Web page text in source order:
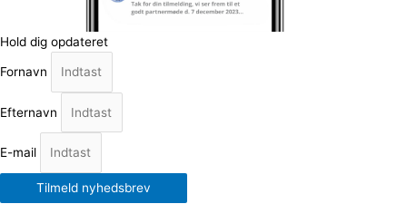
Hold dig opdateret
Fornavn
Efternavn
E-mail
Tilmeld nyhedsbrev